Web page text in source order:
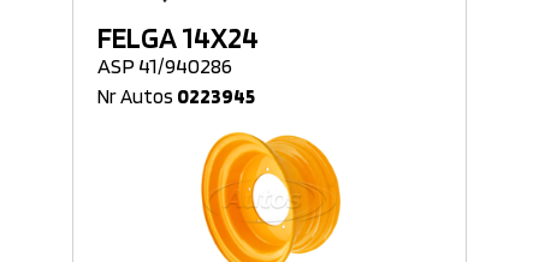
FELGA 14X24
ASP 41/940286
Nr Autos 0223945